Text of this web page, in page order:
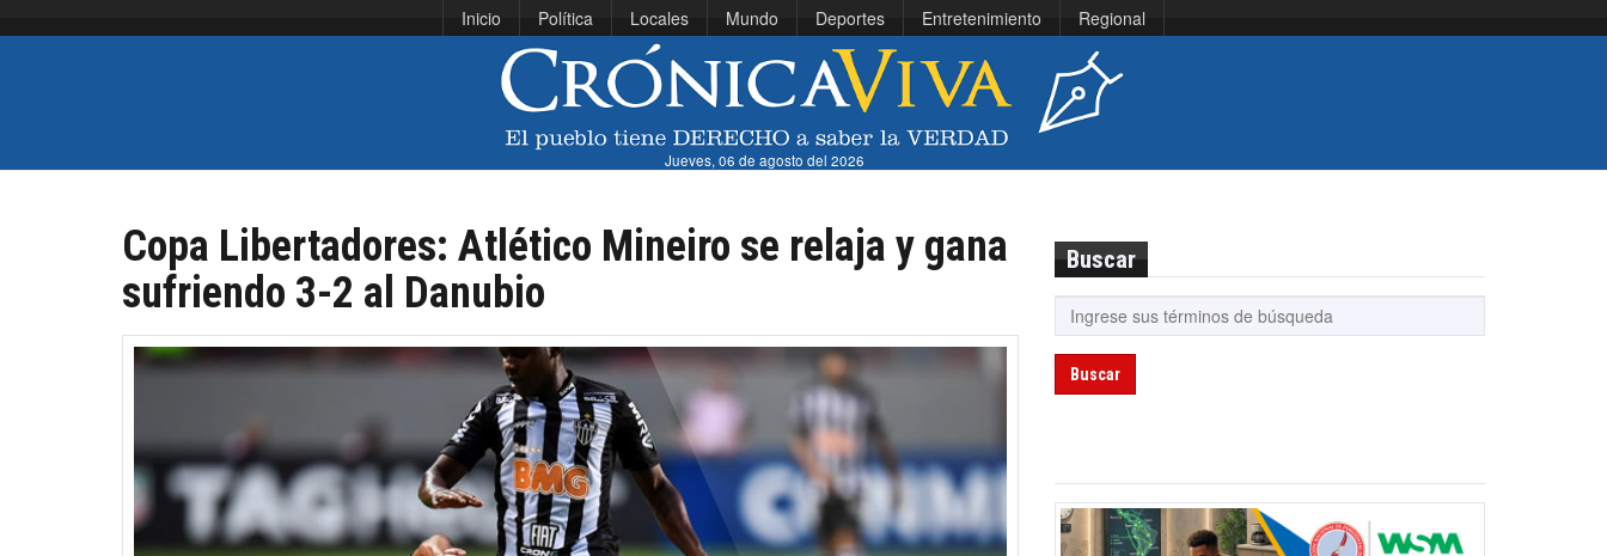
Inicio Política Locales Mundo Deportes Entretenimiento Regional
Jueves, 06 de agosto del 2026
Copa Libertadores: Atlético Mineiro se relaja y gana
sufriendo 3-2 al Danubio
Buscar
Buscar